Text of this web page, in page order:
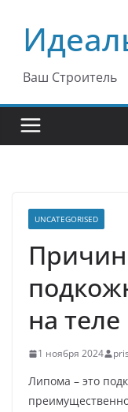
содержимому
Ваш Строитель
UNCATEGORISED
на теле
1 ноября 2024
Липома – это